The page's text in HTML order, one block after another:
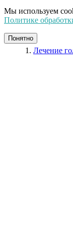
Мы используем
Политике
Понятно
Лечение